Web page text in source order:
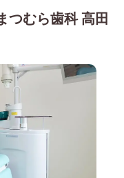
つむら歯科 高田